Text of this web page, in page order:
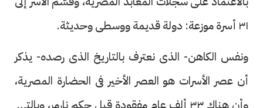
٣١ أسرة موزعة: دولة قديمة ووسطى وحديثة.
ونفس الكاهن- الذى نعترف بالتاريخ الذى رصده- يذكر
أن عصر الأسرات هو العصر الأخير فى الحضارة المصرية،